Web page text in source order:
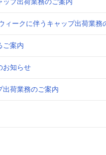
ィークに伴うキャップ出荷業務
案内
お知らせ
荷業務のご案内